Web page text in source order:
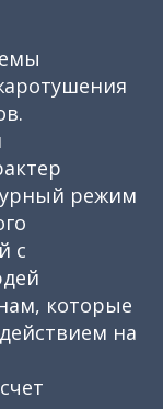
режим
с
которые
на